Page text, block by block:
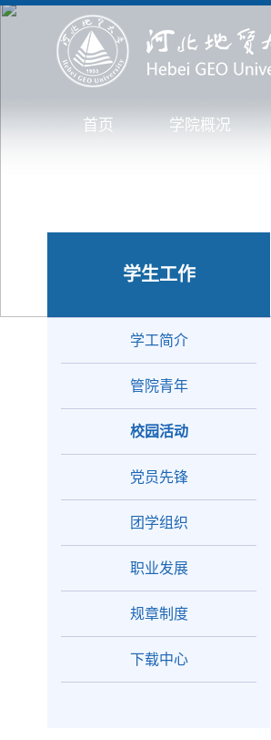
首页 学院概况
学生工作
学工简介
管院青年
校园活动
党员先锋
团学组织
职业发展
规章制度
下载中心